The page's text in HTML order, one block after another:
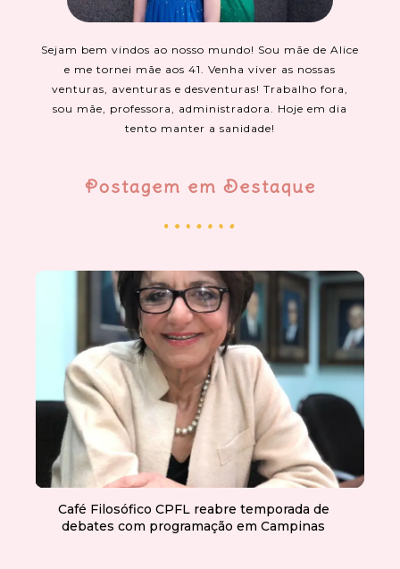
Sejam bem vindos ao nosso mundo! Sou mãe de Alice
e me tornei mãe aos 41. Venha viver as nossas
venturas, aventuras e desventuras! Trabalho fora,
sou mãe, professora, administradora. Hoje em dia
tento manter a sanidade!
Postagem em Destaque
Café Filosófico CPFL reabre temporada de
debates com programação em Campinas